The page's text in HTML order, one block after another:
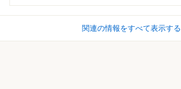
関連の情報をすべて表示する